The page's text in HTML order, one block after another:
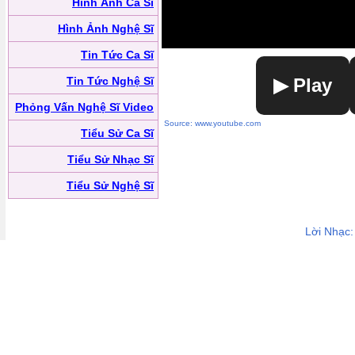
Hình Ảnh Nghệ Sĩ
Tin Tức Ca Sĩ
Tin Tức Nghệ Sĩ
Phỏng Vấn Nghệ Sĩ Video
Tiểu Sử Ca Sĩ
Tiểu Sử Nhạc Sĩ
Tiểu Sử Nghệ Sĩ
▶ Play
Source: www.youtube.com
Lời Nhạc: